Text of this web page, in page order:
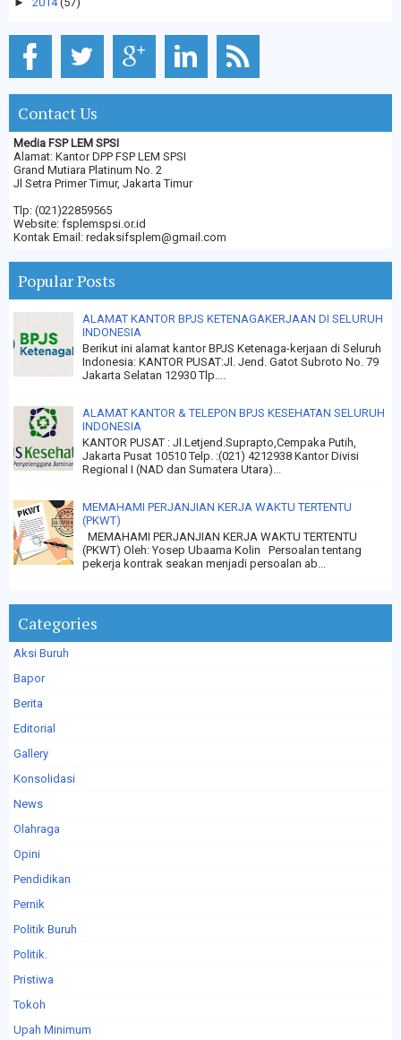
Contact Us
Media FSP LEM SPSI
Alamat: Kantor DPP FSP LEM SPSI
Grand Mutiara Platinum No. 2
Jl Setra Primer Timur, Jakarta Timur
Tlp: (021)22859565
Website: fsplemspsi.or.id
Kontak Email: redaksifsplem@gmail.com
Popular Posts
ALAMAT KANTOR BPJS KETENAGAKERJAAN DI SELURUH
INDONESIA
Berikut ini alamat kantor BPJS Ketenaga-kerjaan di Seluruh
Indonesia: KANTOR PUSAT:Jl. Jend. Gatot Subroto No. 79
Jakarta Selatan 12930 Tlp....
ALAMAT KANTOR & TELEPON BPJS KESEHATAN SELURUH
INDONESIA
KANTOR PUSAT : Jl.Letjend.Suprapto,Cempaka Putih,
Jakarta Pusat 10510 Telp. :(021) 4212938 Kantor Divisi
Regional I (NAD dan Sumatera Utara)...
MEMAHAMI PERJANJIAN KERJA WAKTU TERTENTU
(PKWT)
MEMAHAMI PERJANJIAN KERJA WAKTU TERTENTU
(PKWT) Oleh: Yosep Ubaama Kolin Persoalan tentang
pekerja kontrak seakan menjadi persoalan ab...
Categories
Aksi Buruh
Bapor
Berita
Editorial
Gallery
Konsolidasi
News
Olahraga
Opini
Pendidikan
Pernik
Politik Buruh
Politik.
Pristiwa
Tokoh
Upah Minimum